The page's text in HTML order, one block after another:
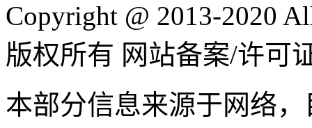
Copyright @ 2013-2020
版权所有 网站备案/许可
本部分信息来源于网络